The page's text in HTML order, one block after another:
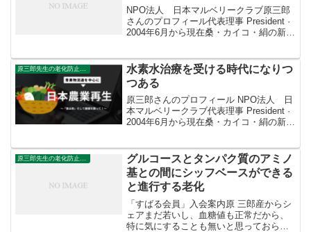
NPO法人 日本マルベリークラブ原三郎
さんのプロフィール代表理事 President ·
2004年6月から現在桑・カイコ・絹の新し
development and p...
水素水治療を受ける時代になりつ
つある
原三郎さんのプロフィール NPO法人 日
本マルベリークラブ代表理事 President ·
2004年6月から現在桑・カイコ・絹の新し
development and ...
原三郎先生の老化防止の野菜
グルコースとタンパク質のアミノ
基との間にシッフベースができる
と進行する老化
「すばる会員」入会案内原 三郎産からシ
ェアまだ若いし、血糖値も正常だから、
特に気にすることも無いと思っておられ